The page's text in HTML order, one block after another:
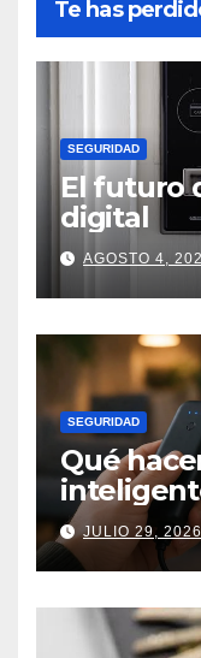
Te has
SEGURIDAD
El futuro
digital
AGOSTO 4,
SEGURIDAD
Qué
batería.
JULIO 29,